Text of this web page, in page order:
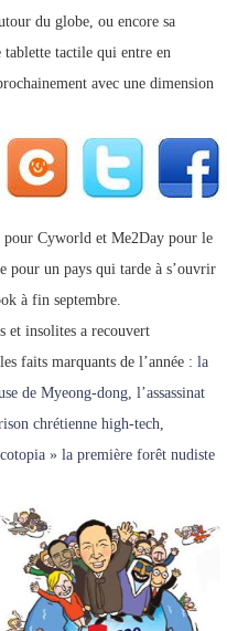
du globe, ou encore sa
tablette tactile qui entre en
avec une dimension
pour Cyworld et Me2Day pour le
pour un pays qui tarde à s’ouvrir
à fin septembre.
et insolites a recouvert
faits marquants de l’année : la
de Myeong-dong, l’assassinat
chrétienne high-tech,
» la première forêt nudiste